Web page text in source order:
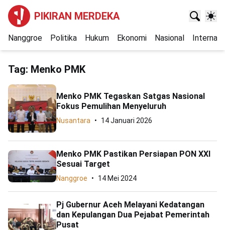
PIKIRAN MERDEKA
Nanggroe Politika Hukum Ekonomi Nasional
Tag: Menko PMK
Menko PMK Tegaskan Satgas Nasional
Fokus Pemulihan Menyeluruh
Nusantara 14 Januari 2026
Menko PMK Pastikan Persiapan PON XXI
Sesuai Target
Nanggroe 14 Mei 2024
Pj Gubernur Aceh Melayani Kedatangan
dan Kepulangan Dua Pejabat Pemerintah
Pusat